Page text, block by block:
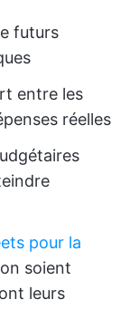
futurs
entre les
réelles
pour la
soient
leurs